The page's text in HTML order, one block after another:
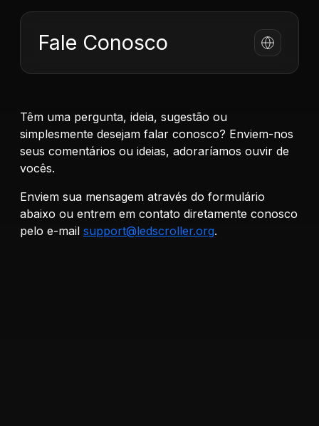
Fale Conosco
Têm uma pergunta, ideia, sugestão ou
simplesmente desejam falar conosco? Enviem-nos
seus comentários ou ideias, adoraríamos ouvir de
vocês.
Enviem sua mensagem através do formulário
abaixo ou entrem em contato diretamente conosco
pelo e-mail support@ledscroller.org.